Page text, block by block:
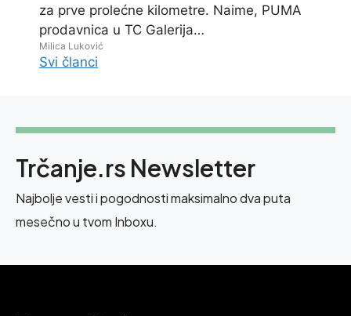
za prve prolećne kilometre. Naime, PUMA
prodavnica u TC Galerija…
Milica Luković
Svi članci
Trčanje.rs Newsletter
Najbolje vesti i pogodnosti maksimalno dva puta
mesečno u tvom Inboxu.